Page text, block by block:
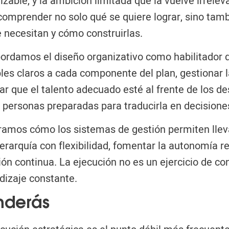
no solo qué se quiere lograr, sino
y cómo construirlas.
el diseño organizativo como habilitador
claros a cada componente del plan,
que el talento adecuado esté al frente de los
preparadas para traducirla en
cómo los sistemas de gestión permiten
con flexibilidad, fomentar la autonomía
continua. La ejecución no es un ejercicio de
constante.